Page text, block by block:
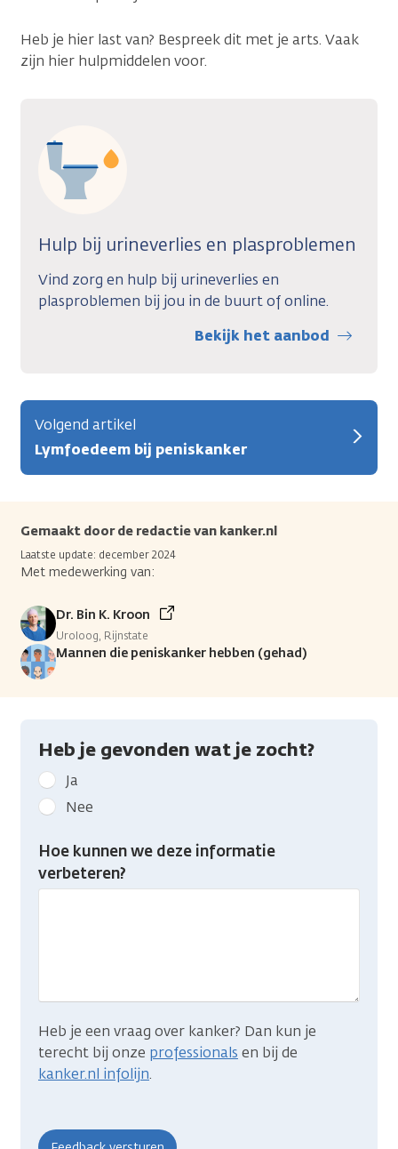
Heb je hier last van? Bespreek dit met je arts. Vaak
zijn hier hulpmiddelen voor.
Hulp bij urineverlies en plasproblemen
Vind zorg en hulp bij urineverlies en
plasproblemen bij jou in de buurt of online.
Bekijk het aanbod
Volgend artikel
Lymfoedeem bij peniskanker
Gemaakt door de redactie van kanker.nl
Laatste update: december 2024
Met medewerking van:
Dr. Bin K. Kroon
Uroloog, Rijnstate
Mannen die peniskanker hebben (gehad)
Heb je gevonden wat je zocht?
Geef
kanker.nl
feedback:
Heb
gevonden
Ja
Nee
Hoe kunnen we deze informatie
verbeteren?
Heb je een vraag over kanker? Dan kun je
terecht bij onze professionals en bij de
kanker.nl infolijn.